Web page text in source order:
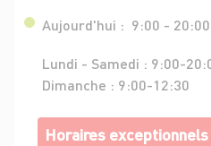
Aujourd'hui : 9:00 - 20:00
Lundi - Samedi : 9:00-
Dimanche : 9:00-12:30
Horaires exceptionnels